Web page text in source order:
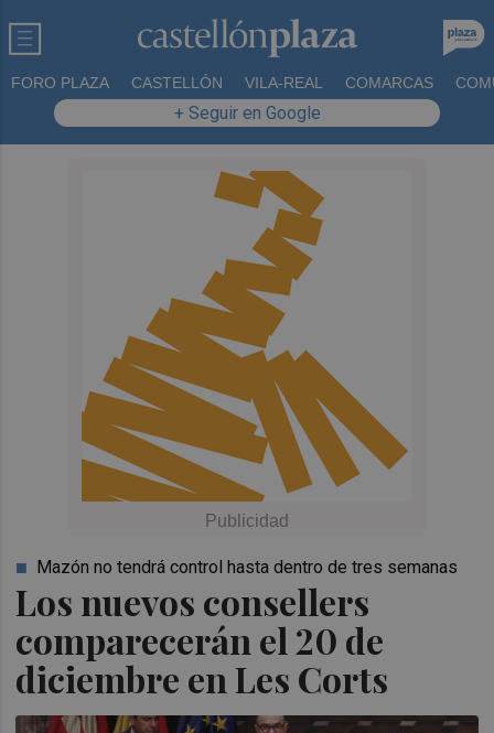
FORO PLAZA CASTELLÓN VILA-REAL COMARCAS
+ Seguir en Google
Los nuevos consellers
comparecerán el 20 de
diciembre en Les Corts
Mazón no tendrá control hasta dentro de tres semanas